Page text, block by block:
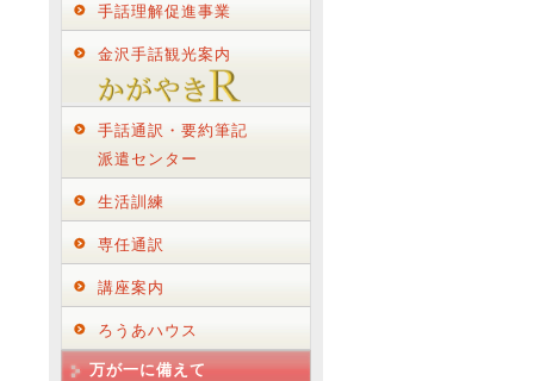
手話理解促進事業
金沢手話観光案内
手話通訳・要約筆記
派遣センター
生活訓練
専任通訳
講座案内
ろうあハウス
万が一に備えて